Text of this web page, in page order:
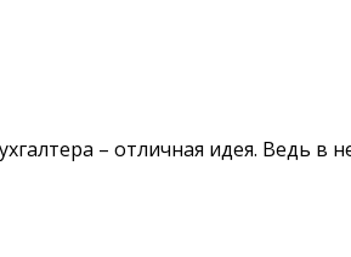
– отличная идея. Ведь